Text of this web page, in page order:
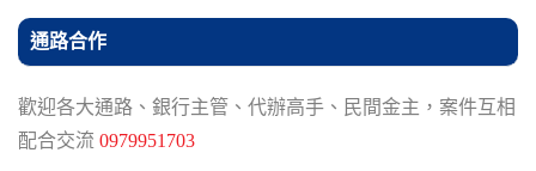
通路合作
歡迎各大通路、銀行主管、代辦高手、民間金主，案件互相
配合交流 0979951703